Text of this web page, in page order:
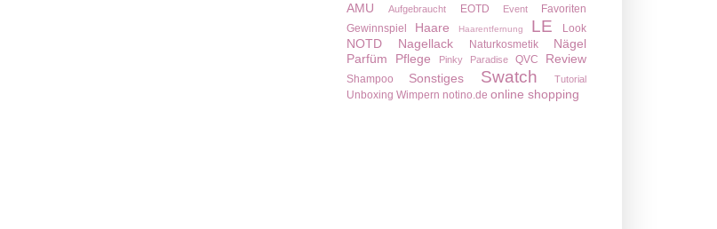
AMU Aufgebraucht EOTD Event
Favoriten
Gewinnspiel
Haare Haarentfernung LE Look
NOTD Nagellack Naturkosmetik
Nägel
Parfüm
Pflege Pinky Paradise QVC Review
Shampoo Sonstiges Swatch Tutorial
Unboxing Wimpern notino.de online shopping